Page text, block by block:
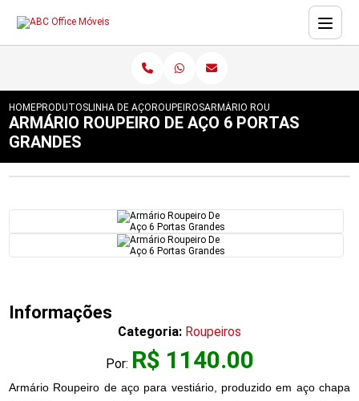
HOMEPRODUTOSLINHA DE AÇO ROUPEIROSARMÁRIO ROUPEIRO DE AÇO 6
ARMÁRIO ROUPEIRO DE AÇO 6 PORTAS
GRANDES
Informações
Categoria: Roupeiros
Por: R$ 1140.00
Armário Roupeiro de aço para vestiário, produzido em aço chapa